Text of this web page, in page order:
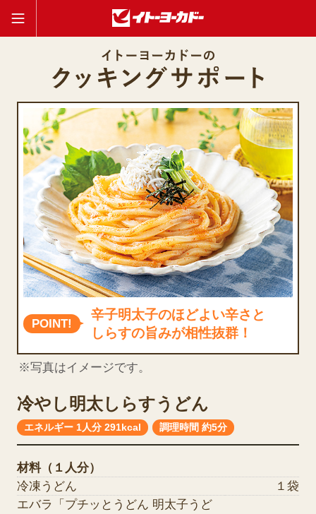
POINT!
辛子明太子のほどよい辛さと
しらすの旨みが相性抜群！
冷やし明太しらすうどん
エネルギー 1人分 291kcal 調理時間 約5分
材料（１人分）
冷凍うどん
１袋
エバラ「プチッとうどん 明太子うど